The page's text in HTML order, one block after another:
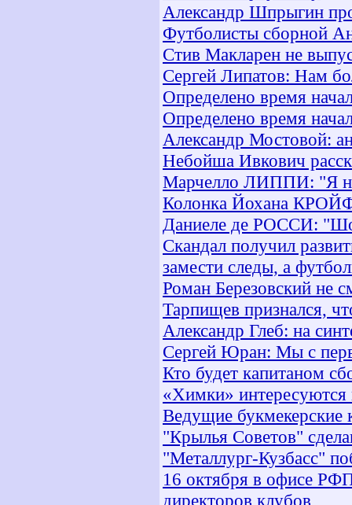
Александр Шпрыгин
Футболисты сборной
Стив Макларен не
Сергей Липатов: Нам
Определено время
Определено время
Александр Мостовой:
Небойша Ивкович
Марчелло ЛИППИ: "Я
Колонка Йохана
Даниеле де РОССИ:
Скандал получил
замести следы, а
Роман Березовский не
Тарпищев признался,
Александр Глеб: на
Сергей Юран: Мы с
Кто будет капитаном
«Химки»
Ведущие букмекерские
"Крылья Советов"
"Металлург-Кузбасс"
16 октября в офисе
директоров клубов